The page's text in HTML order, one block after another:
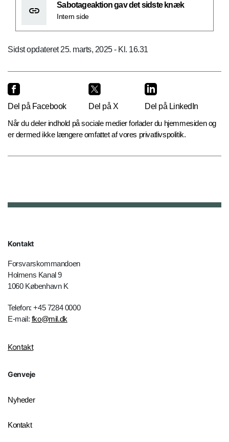
Sabotageaktion gav det sidste knæk
Intern side
Sidst opdateret 25. marts, 2025 - Kl. 16.31
Del på Facebook Del på X
Del på LinkedIn
Når du deler indhold på sociale medier forlader du hjemmesiden og
er dermed ikke længere omfattet af vores privatlivspolitik.
Kontakt
Forsvarskommandoen
Holmens Kanal 9
1060 København K
Telefon: +45 7284 0000
E-mail: fko@mil.dk
Kontakt
Genveje
Nyheder
Kontakt